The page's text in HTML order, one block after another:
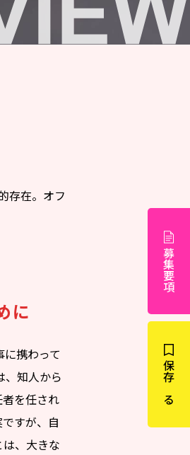
募集要項
保存する
存在。オフ
に
に携わって
、知人から
を任され
すが、自
、大きな